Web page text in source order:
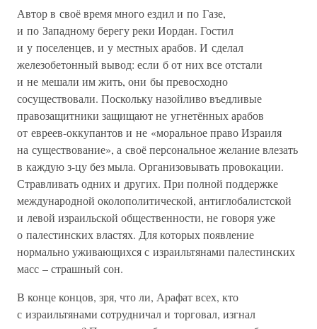
Автор в своё время много ездил и по Газе,
и по Западному берегу реки Иордан. Гостил
и у поселенцев, и у местных арабов. И сделал
железобетонный вывод: если б от них все отстали
и не мешали им жить, они бы превосходно
сосуществовали. Поскольку назойливо въедливые
правозащитники защищают не угнетённых арабов
от евреев-оккупантов и не «моральное право Израиля
на существование», а своё персональное желание влезать
в каждую з-цу без мыла. Организовывать провокации.
Стравливать одних и других. При полной поддержке
международной околополитической, антиглобалистской
и левой израильской общественности, не говоря уже
о палестинских властях. Для которых появление
нормально уживающихся с израильтянами палестинских
масс – страшный сон.
В конце концов, зря, что ли, Арафат всех, кто
с израильтянами сотрудничал и торговал, изгнал